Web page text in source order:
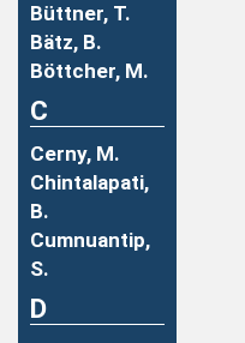
Büttner, T.
Bätz, B.
Böttcher, M.
C
Cerny, M.
Chintalapati,
B.
Cumnuantip,
S.
D